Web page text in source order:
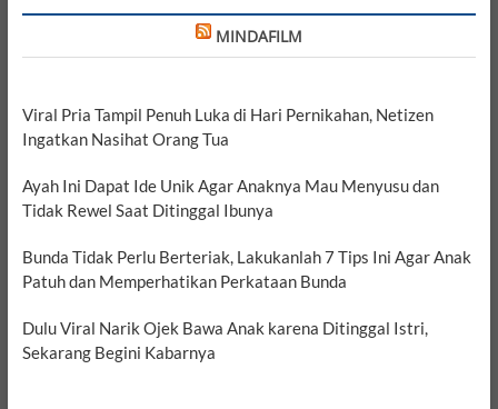
MINDAFILM
Viral Pria Tampil Penuh Luka di Hari Pernikahan, Netizen
Ingatkan Nasihat Orang Tua
Ayah Ini Dapat Ide Unik Agar Anaknya Mau Menyusu dan
Tidak Rewel Saat Ditinggal Ibunya
Bunda Tidak Perlu Berteriak, Lakukanlah 7 Tips Ini Agar Anak
Patuh dan Memperhatikan Perkataan Bunda
Dulu Viral Narik Ojek Bawa Anak karena Ditinggal Istri,
Sekarang Begini Kabarnya